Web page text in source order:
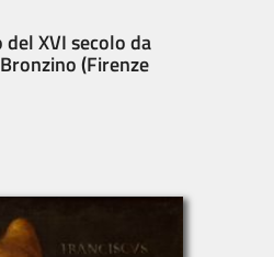
XVI secolo da
(Firenze